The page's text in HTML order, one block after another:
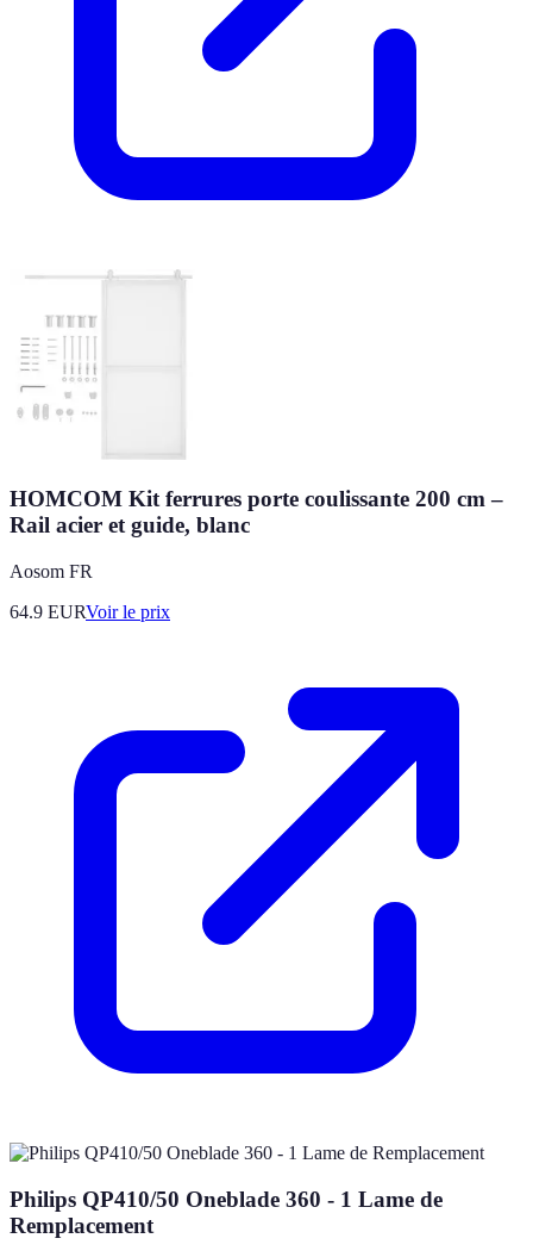
HOMCOM Kit ferrures porte coulissante 200 cm –
Rail acier et guide, blanc
Aosom FR
64.9 EURVoir le prix
Philips QP410/50 Oneblade 360 - 1 Lame de
Remplacement